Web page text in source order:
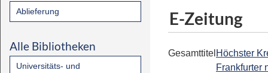
Ablieferung
Alle Bibliotheken
Universitäts- und
E-Zeitung
Gesamttitel Höchster
Frankfurter